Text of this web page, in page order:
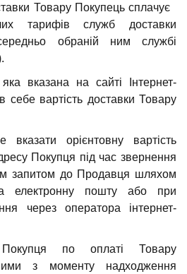
Товару Покупець сплачує
тарифів служб доставки
обраній ним службі
вказана на сайті Інтернет-
себе вартість доставки Товару
орієнтовну вартість
Покупця під час звернення
запитом до Продавця шляхом
електронну пошту або при
через оператора інтернет-
по оплаті Товару
з моменту надходження